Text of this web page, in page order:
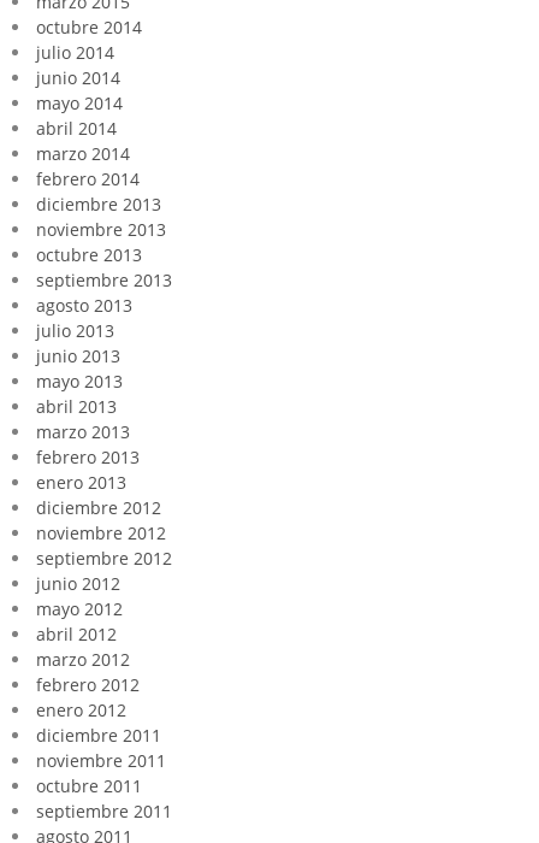
octubre 2014
julio 2014
junio 2014
mayo 2014
abril 2014
marzo 2014
febrero 2014
diciembre 2013
noviembre 2013
octubre 2013
septiembre 2013
agosto 2013
julio 2013
junio 2013
mayo 2013
abril 2013
marzo 2013
febrero 2013
enero 2013
diciembre 2012
noviembre 2012
septiembre 2012
junio 2012
mayo 2012
abril 2012
marzo 2012
febrero 2012
enero 2012
diciembre 2011
noviembre 2011
octubre 2011
septiembre 2011
agosto 2011